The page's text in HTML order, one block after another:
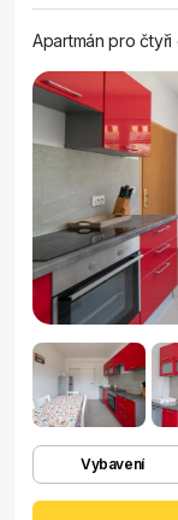
Apartmán pro
Vybavení